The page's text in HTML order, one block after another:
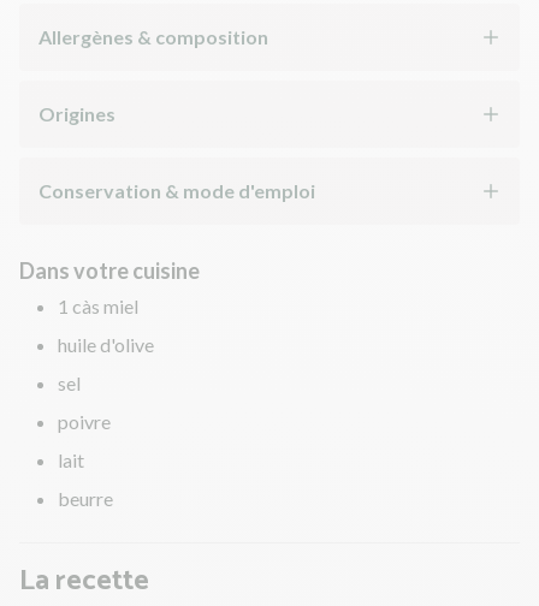
Allergènes & composition
Origines
Conservation & mode d'emploi
Dans votre cuisine
1 càs miel
huile d'olive
sel
poivre
lait
beurre
La recette